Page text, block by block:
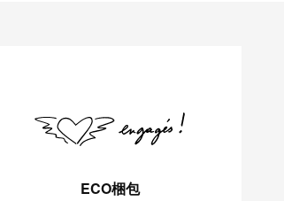
ECO梱包